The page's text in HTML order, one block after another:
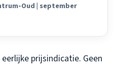
Oud | september
prijsindicatie. Geen